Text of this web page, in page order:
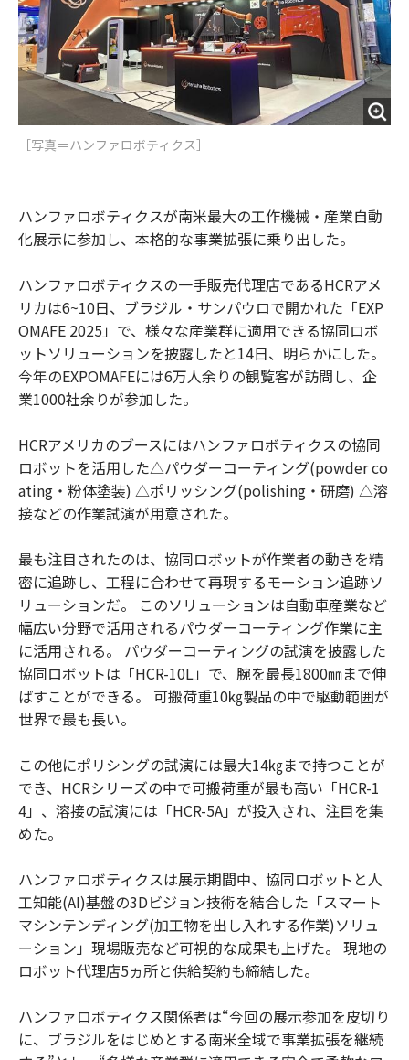
［写真＝ハンファロボティクス］
ハンファロボティクスが南米最大の工作機械・産業自動
化展示に参加し、本格的な事業拡張に乗り出した。
ハンファロボティクスの一手販売代理店であるHCRアメ
リカは6~10日、ブラジル・サンパウロで開かれた「EXP
OMAFE 2025」で、様々な産業群に適用できる協同ロボ
ットソリューションを披露したと14日、明らかにした。
今年のEXPOMAFEには6万人余りの観覧客が訪問し、企
業1000社余りが参加した。
HCRアメリカのブースにはハンファロボティクスの協同
ロボットを活用した△パウダーコーティング(powder co
ating・粉体塗装) △ポリッシング(polishing・研磨) △溶
接などの作業試演が用意された。
最も注目されたのは、協同ロボットが作業者の動きを精
密に追跡し、工程に合わせて再現するモーション追跡ソ
リューションだ。 このソリューションは自動車産業など
幅広い分野で活用されるパウダーコーティング作業に主
に活用される。 パウダーコーティングの試演を披露した
協同ロボットは「HCR-10L」で、腕を最長1800㎜まで伸
ばすことができる。 可搬荷重10㎏製品の中で駆動範囲が
世界で最も長い。
この他にポリシングの試演には最大14㎏まで持つことが
でき、HCRシリーズの中で可搬荷重が最も高い「HCR-1
4」、溶接の試演には「HCR-5A」が投入され、注目を集
めた。
ハンファロボティクスは展示期間中、協同ロボットと人
工知能(AI)基盤の3Dビジョン技術を結合した「スマート
マシンテンディング(加工物を出し入れする作業)ソリュ
ーション」現場販売など可視的な成果も上げた。 現地の
ロボット代理店5ヵ所と供給契約も締結した。
ハンファロボティクス関係者は“今回の展示参加を皮切り
に、ブラジルをはじめとする南米全域で事業拡張を継続